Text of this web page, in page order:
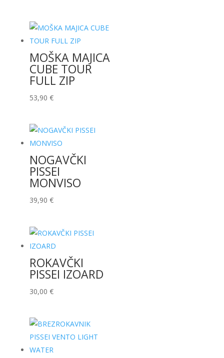
bila:
59,90 €.
41,93 €.
MOŠKA MAJICA
CUBE TOUR
FULL ZIP
53,90 €
NOGAVČKI
PISSEI
MONVISO
39,90 €
ROKAVČKI
PISSEI IZOARD
30,00 €